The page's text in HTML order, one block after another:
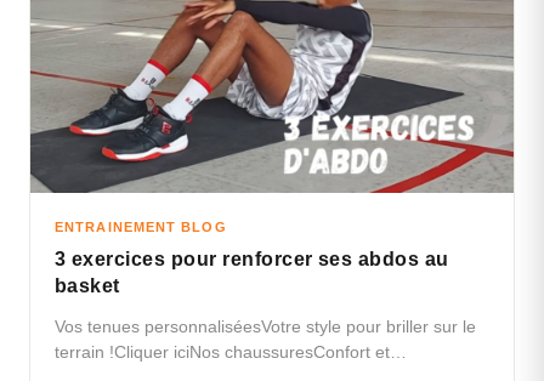
ENTRAINEMENT BLOG
3 exercices pour renforcer ses abdos au
basket
Vos tenues personnaliséesVotre style pour briller sur le
terrain !Cliquer iciNos chaussuresConfort et